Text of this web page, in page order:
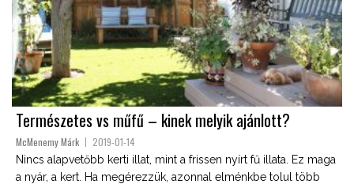
Természetes vs műfű – kinek melyik ajánlott?
McMenemy Márk 2019-01-14
Nincs alapvetőbb kerti illat, mint a frissen nyírt fű illata. Ez maga
a nyár, a kert. Ha megérezzük, azonnal elménkbe tolul több